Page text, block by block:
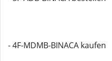
- 4F-MDMB-BINACA kaufen